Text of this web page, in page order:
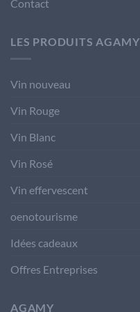
Contact
LES PRODUITS AGAMY
Vin nouveau
Vin Rouge
Vin Blanc
Vin Rosé
Vin effervescent
oenotourisme
Idées cadeaux
Offres Entreprises
AGAMY